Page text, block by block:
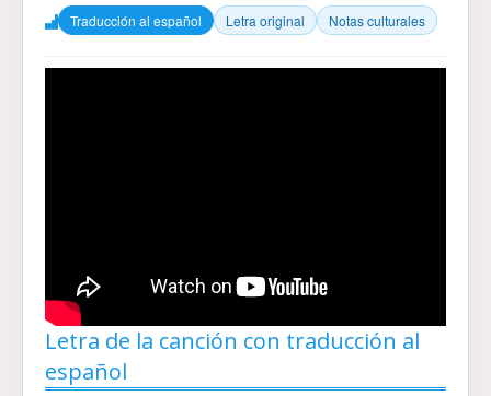
Traducción al español Letra original Notas culturales
Letra de la canción con traducción al
español